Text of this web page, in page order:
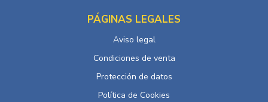
PÁGINAS LEGALES
Aviso legal
Condiciones de venta
Protección de datos
Política de Cookies